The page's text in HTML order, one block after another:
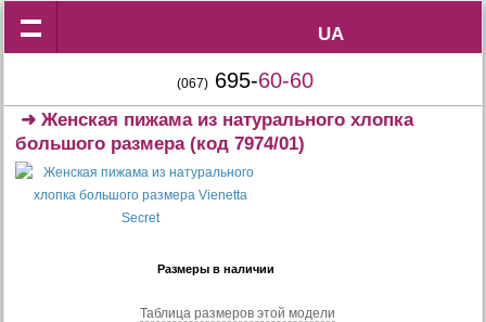
UA
UA
(067) 695-60-60
➜Женская пижама из натурального хлопка
большого размера(код 7974/01)
Размеры в наличии
Таблица размеров этой модели